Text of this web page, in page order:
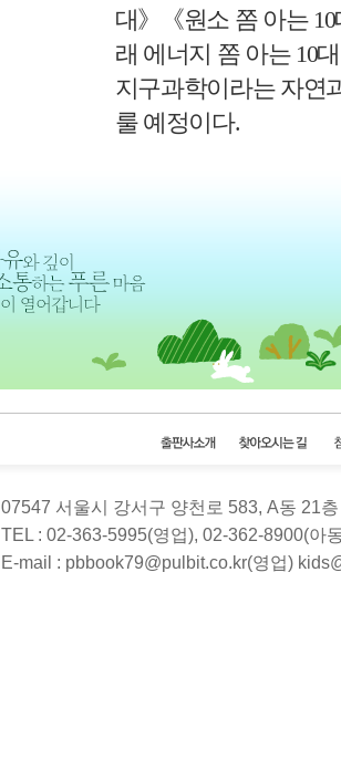
대》《원소 쫌 아는 10
래 에너지 쫌 아는 10대
지구과학이라는 자연
룰 예정이다.
07547 서울시 강서구 양천로 583, A동 21
TEL : 02-363-5995(영업), 02-362-8900(아
E-mail : pbbook79@pulbit.co.kr(영업)